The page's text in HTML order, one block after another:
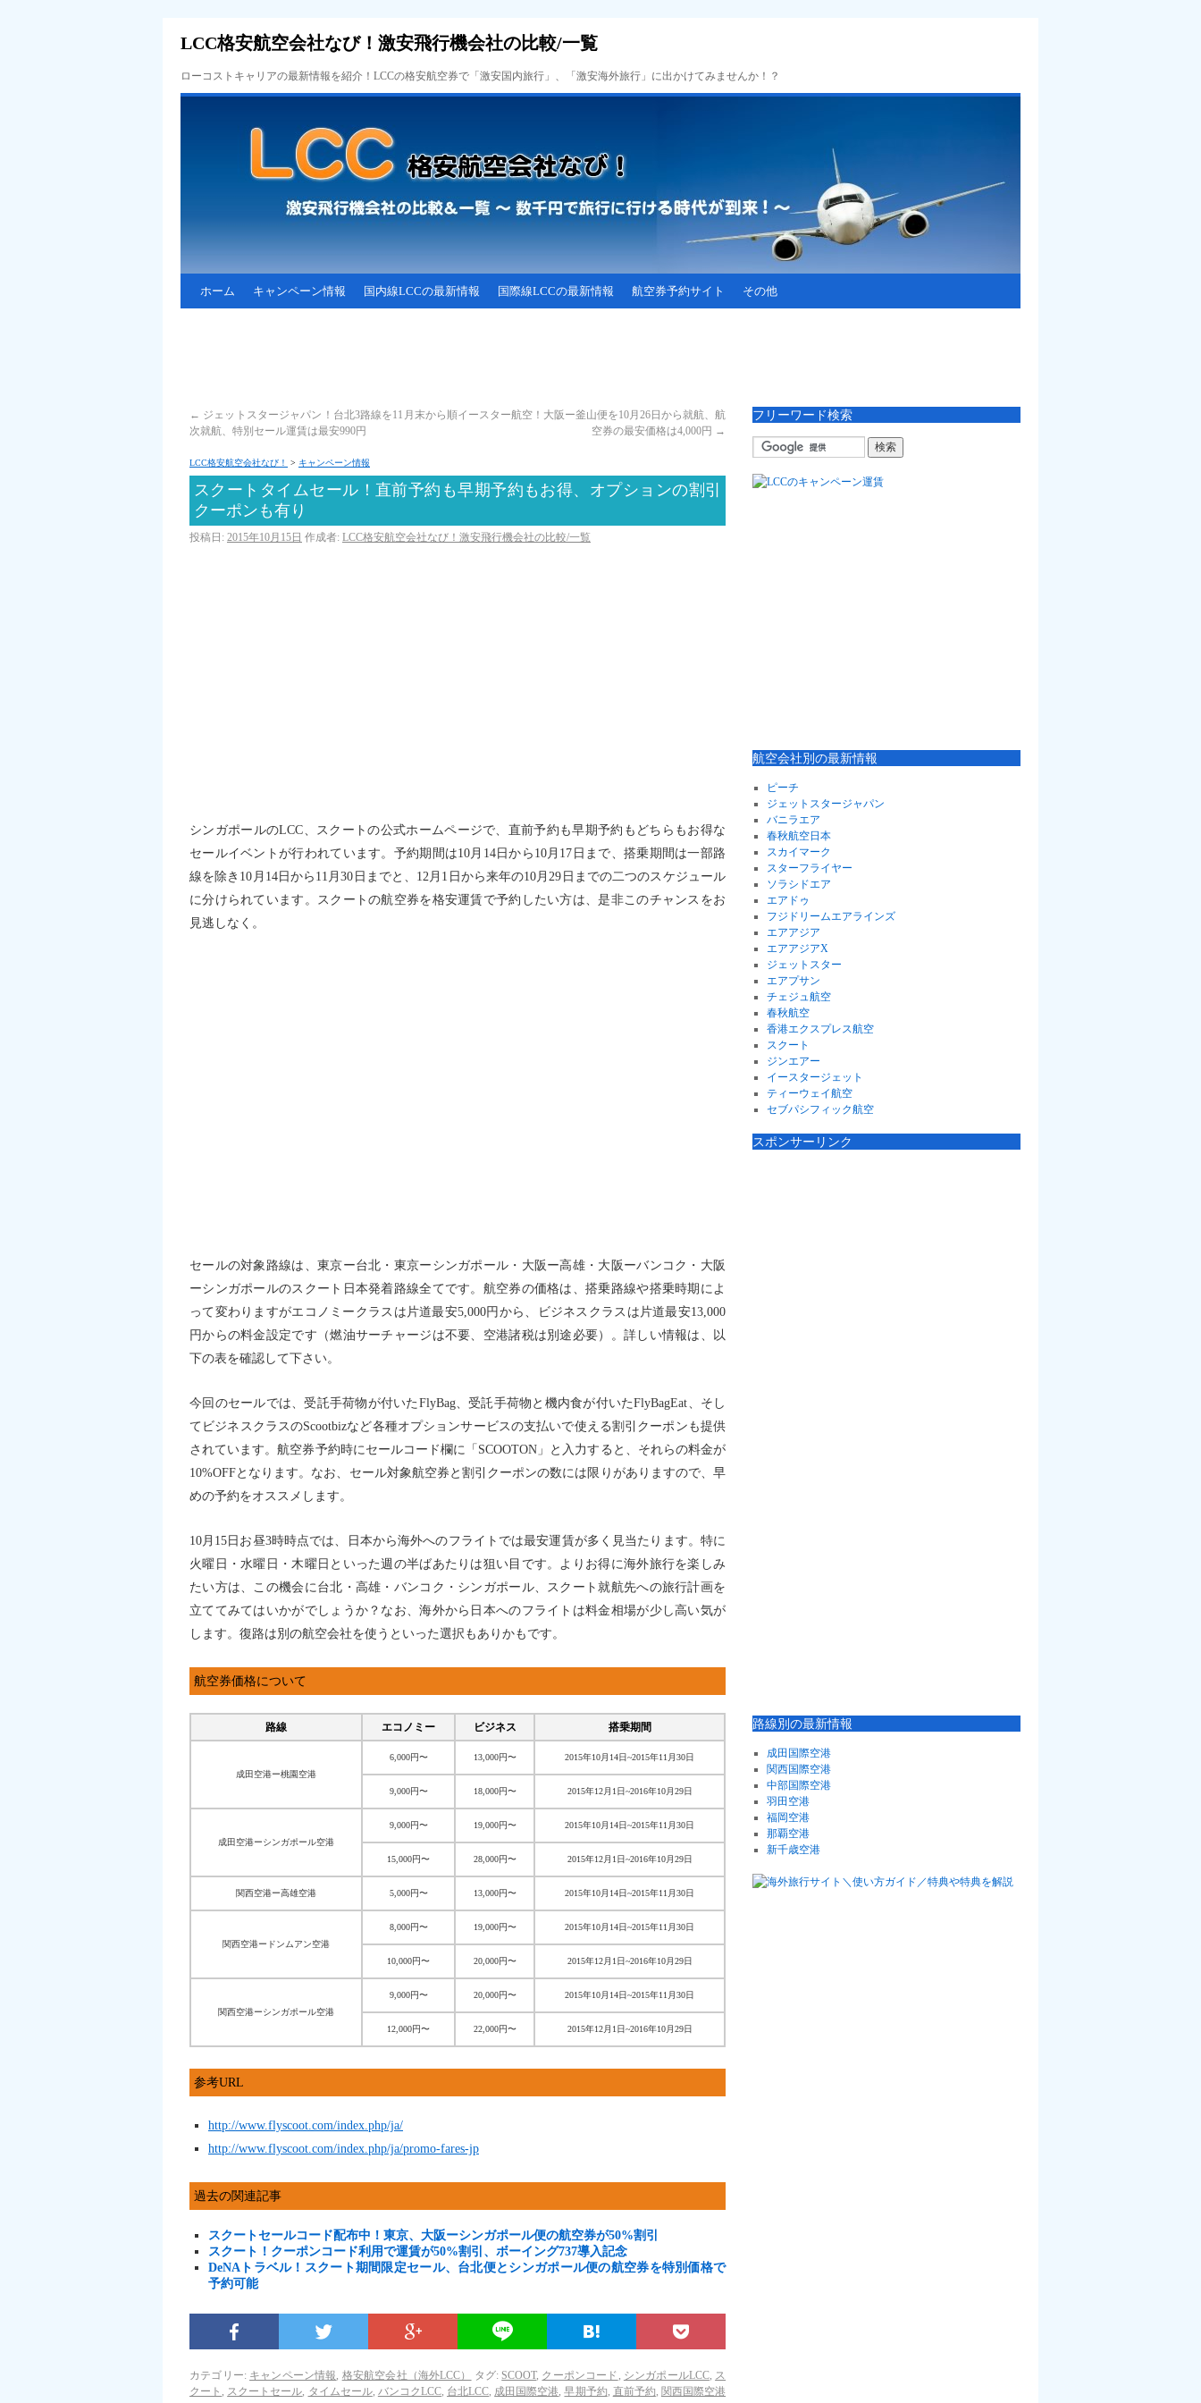
LCC格安航空会社なび！激安飛行機会社の比較/一覧
ローコストキャリアの最新情報を紹介！LCCの格安航空券で「激安国内旅行」、「激安海外旅行」に出かけてみませんか！？
ホーム キャンペーン情報 国内線LCCの最新情報 国際線LCCの最新情報 航空券予約サイト その他
← ジェットスタージャパン！台北3路線を11月末から順
次就航、特別セール運賃は最安990円
イースター航空！大阪ー釜山便を10月26日から就航、航
空券の最安価格は4,000円 →
LCC格安航空会社なび！ > キャンペーン情報
スクートタイムセール！直前予約も早期予約もお得、オプションの割引
クーポンも有り
投稿日: 2015年10月15日 作成者: LCC格安航空会社なび！激安飛行機会社の比較/一覧
シンガポールのLCC、スクートの公式ホームページで、直前予約も早期予約もどちらもお得な
セールイベントが行われています。予約期間は10月14日から10月17日まで、搭乗期間は一部路
線を除き10月14日から11月30日までと、12月1日から来年の10月29日までの二つのスケジュール
に分けられています。スクートの航空券を格安運賃で予約したい方は、是非このチャンスをお
見逃しなく。
セールの対象路線は、東京ー台北・東京ーシンガポール・大阪ー高雄・大阪ーバンコク・大阪
ーシンガポールのスクート日本発着路線全てです。航空券の価格は、搭乗路線や搭乗時期によ
って変わりますがエコノミークラスは片道最安5,000円から、ビジネスクラスは片道最安13,000
円からの料金設定です（燃油サーチャージは不要、空港諸税は別途必要）。詳しい情報は、以
下の表を確認して下さい。
今回のセールでは、受託手荷物が付いたFlyBag、受託手荷物と機内食が付いたFlyBagEat、そし
てビジネスクラスのScootbizなど各種オプションサービスの支払いで使える割引クーポンも提供
されています。航空券予約時にセールコード欄に「SCOOTON」と入力すると、それらの料金が
10%OFFとなります。なお、セール対象航空券と割引クーポンの数には限りがありますので、早
めの予約をオススメします。
10月15日お昼3時時点では、日本から海外へのフライトでは最安運賃が多く見当たります。特に
火曜日・水曜日・木曜日といった週の半ばあたりは狙い目です。よりお得に海外旅行を楽しみ
たい方は、この機会に台北・高雄・バンコク・シンガポール、スクート就航先への旅行計画を
立ててみてはいかがでしょうか？なお、海外から日本へのフライトは料金相場が少し高い気が
します。復路は別の航空会社を使うといった選択もありかもです。
航空券価格について
路線 エコノミー ビジネス 搭乗期間
成田空港ー桃園空港
6,000円〜 13,000円〜 2015年10月14日~2015年11月30日
9,000円〜 18,000円〜 2015年12月1日~2016年10月29日
成田空港ーシンガポール空港
9,000円〜 19,000円〜 2015年10月14日~2015年11月30日
15,000円〜 28,000円〜 2015年12月1日~2016年10月29日
関西空港ー高雄空港 5,000円〜 13,000円〜 2015年10月14日~2015年11月30日
関西空港ードンムアン空港
8,000円〜 19,000円〜 2015年10月14日~2015年11月30日
10,000円〜 20,000円〜 2015年12月1日~2016年10月29日
関西空港ーシンガポール空港
9,000円〜 20,000円〜 2015年10月14日~2015年11月30日
12,000円〜 22,000円〜 2015年12月1日~2016年10月29日
参考URL
http://www.flyscoot.com/index.php/ja/
http://www.flyscoot.com/index.php/ja/promo-fares-jp
過去の関連記事
スクートセールコード配布中！東京、大阪ーシンガポール便の航空券が50%割引
スクート！クーポンコード利用で運賃が50%割引、ボーイング737導入記念
DeNAトラベル！スクート期間限定セール、台北便とシンガポール便の航空券を特別価格で
予約可能
カテゴリー: キャンペーン情報, 格安航空会社（海外LCC） タグ: SCOOT, クーポンコード , シンガポールLCC, ス
クート , スクートセール, タイムセール, バンコクLCC, 台北LCC, 成田国際空港,早期予約, 直前予約, 関西国際空港
フリーワード検索
航空会社別の最新情報
ピーチ
ジェットスタージャパン
バニラエア
春秋航空日本
スカイマーク
スターフライヤー
ソラシドエア
エアドゥ
フジドリームエアラインズ
エアアジア
エアアジアX
ジェットスター
エアプサン
チェジュ航空
春秋航空
香港エクスプレス航空
スクート
ジンエアー
イースタージェット
ティーウェイ航空
セブパシフィック航空
スポンサーリンク
路線別の最新情報
成田国際空港
関西国際空港
中部国際空港
羽田空港
福岡空港
那覇空港
新千歳空港